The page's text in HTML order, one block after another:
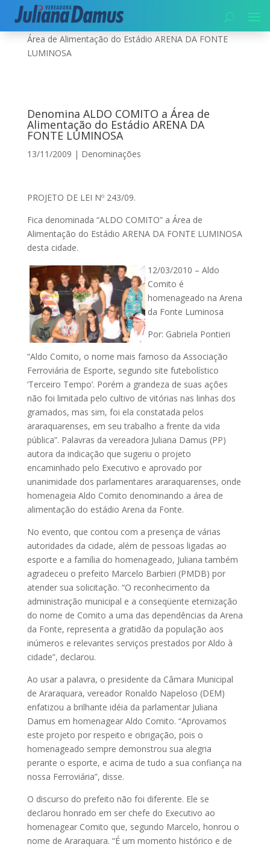
Início|Denominações|
Denomina ALDO COMITO a
Área de Alimentação do Estádio ARENA DA FONTE
LUMINOSA
Denomina ALDO COMITO a Área de
Alimentação do Estádio ARENA DA
FONTE LUMINOSA
13/11/2009 | Denominações
PROJETO DE LEI Nº 243/09.
Fica denominada “ALDO COMITO” a Área de
Alimentação do Estádio ARENA DA FONTE LUMINOSA
desta cidade.
12/03/2010 – Aldo
Comito é
homenageado na Arena
da Fonte Luminosa
Por: Gabriela Pontieri
“Aldo Comito, o nome mais famoso da Associação
Ferroviária de Esporte, segundo site futebolístico
‘Terceiro Tempo’. Porém a grandeza de suas ações
não foi limitada pelo cultivo de vitórias nas linhas dos
gramados, mas sim, foi ela constatada pelos
araraquarenses, em seu trabalho a frente da vida
pública”. Palavras da vereadora Juliana Damus (PP)
autora da indicação que sugeriu o projeto
encaminhado pelo Executivo e aprovado por
unanimidade dos parlamentares araraquarenses, onde
homenageia Aldo Comito denominando a área de
alimentação do estádio Arena da Fonte.
No evento, que contou com a presença de várias
autoridades da cidade, além de pessoas ligadas ao
esporte e a família do homenageado, Juliana também
agradeceu o prefeito Marcelo Barbieri (PMDB) por
atender sua solicitação. “O reconhecimento da
administração municipal e a conseqüente eternização
do nome de Comito a uma das dependências da Arena
da Fonte, representa a gratidão da população aos
inúmeros e relevantes serviços prestados por Aldo à
cidade”, declarou.
Ao usar a palavra, o presidente da Câmara Municipal
de Araraquara, vereador Ronaldo Napeloso (DEM)
enfatizou a brilhante idéia da parlamentar Juliana
Damus em homenagear Aldo Comito. “Aprovamos
este projeto por respeito e obrigação, pois o
homenageado sempre demonstrou sua alegria
perante o esporte, e acima de tudo a sua confiança na
nossa Ferroviária”, disse.
O discurso do prefeito não foi diferente. Ele se
declarou honrado em ser chefe do Executivo ao
homenagear Comito que, segundo Marcelo, honrou o
nome de Araraquara. “É um momento histórico e de